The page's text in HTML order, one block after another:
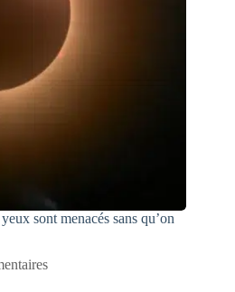
sont menacés sans qu’on